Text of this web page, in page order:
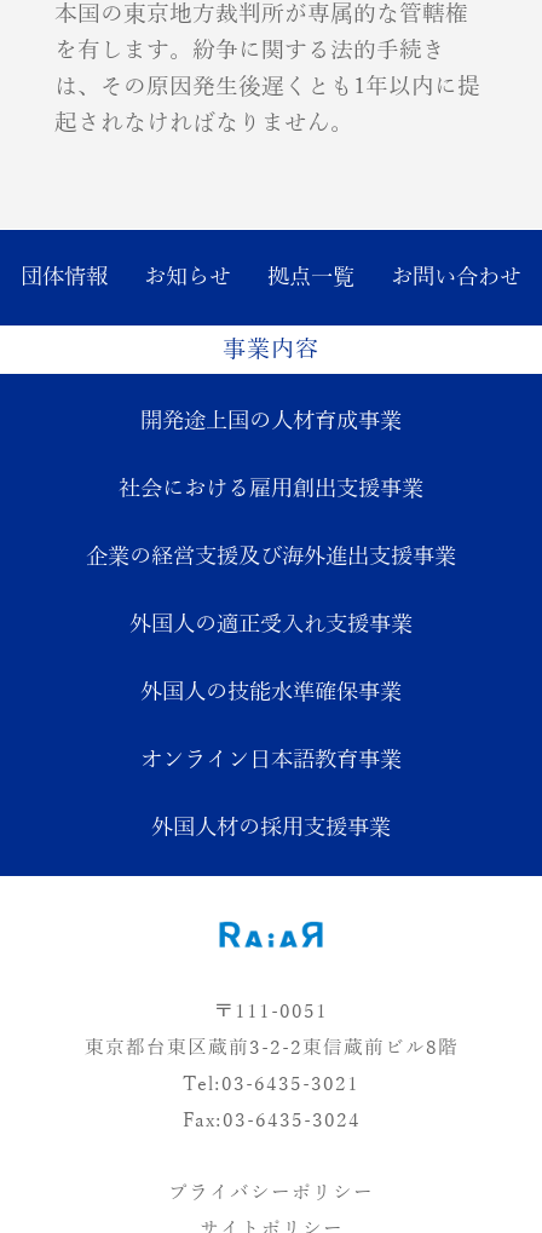
本国の東京地方裁判所が専属的な管轄権
を有します。紛争に関する法的手続き
は、その原因発生後遅くとも1年以内に提
起されなければなりません。
団体情報 お知らせ 拠点一覧 お問い合わせ
事業内容
開発途上国の人材育成事業
社会における雇用創出支援事業
企業の経営支援及び海外進出支援事業
外国人の適正受入れ支援事業
外国人の技能水準確保事業
オンライン日本語教育事業
外国人材の採用支援事業
〒111-0051
東京都台 東 区蔵前3-2-2東信蔵前ビル8階
Tel:03-6435-3021
Fax:03-6435-3024
プライバシーポリシー